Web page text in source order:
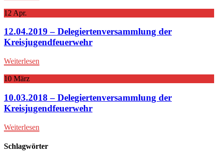
12 Apr.
12.04.2019 – Delegiertenversammlung der
Kreisjugendfeuerwehr
Weiterlesen
10 März
10.03.2018 – Delegiertenversammlung der
Kreisjugendfeuerwehr
Weiterlesen
Schlagwörter